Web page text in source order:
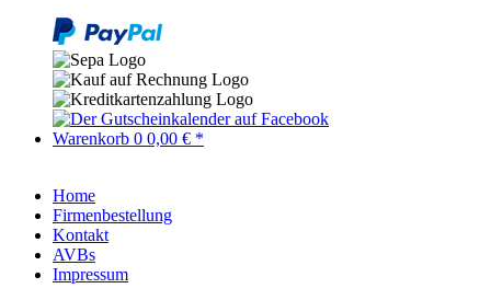
Warenkorb 0 0,00 € *
Home
Firmenbestellung
Kontakt
AVBs
Impressum